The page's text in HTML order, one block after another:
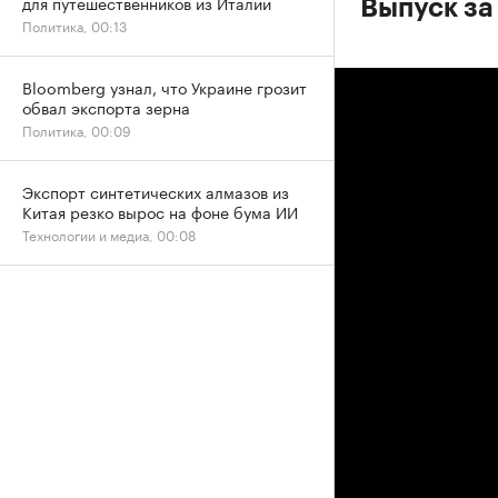
Выпуск
Политика, 00:13
Bloomberg узнал, что Украине грозит
обвал экспорта зерна
Политика, 00:09
Экспорт синтетических алмазов из
Китая резко вырос на фоне бума ИИ
Технологии и медиа, 00:08